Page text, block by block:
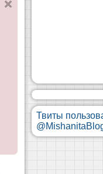
ск
Твиты